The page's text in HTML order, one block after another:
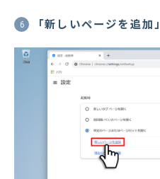
6 「新しいページを追加」